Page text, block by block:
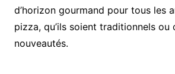
d’horizon gourmand pour tous les
pizza, qu’ils soient traditionnels ou
nouveautés.